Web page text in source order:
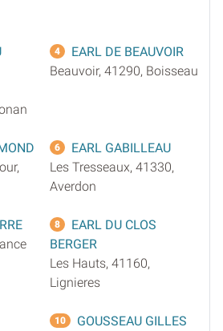
4
EARL DE BEAUVOIR
Beauvoir, 41290, Boisseau
6
EARL GABILLEAU
Les Tresseaux, 41330,
Averdon
8
EARL DU CLOS
BERGER
Les Hauts, 41160,
Lignieres
10
GOUSSEAU GILLES